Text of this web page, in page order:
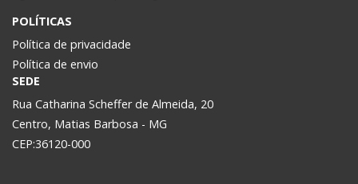
POLÍTICAS
Política de privacidade
Política de envio
SEDE
Rua Catharina Scheffer de Almeida, 20
Centro, Matias Barbosa - MG
CEP:36120-000